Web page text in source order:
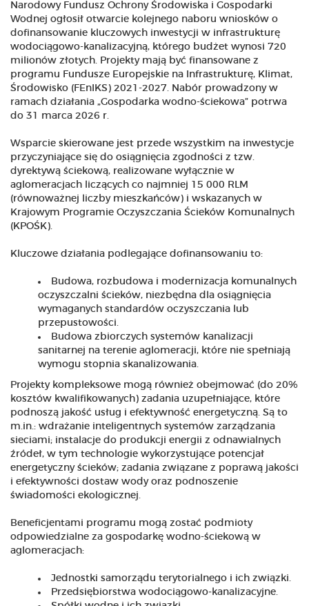
Narodowy Fundusz Ochrony Środowiska i Gospodarki
Wodnej ogłosił otwarcie kolejnego naboru wniosków o
dofinansowanie kluczowych inwestycji w infrastrukturę
wodociągowo-kanalizacyjną, którego budżet wynosi 720
milionów złotych. Projekty mają być finansowane z
programu Fundusze Europejskie na Infrastrukturę, Klimat,
Środowisko (FEnIKS) 2021-2027. Nabór prowadzony w
ramach działania „Gospodarka wodno-ściekowa” potrwa
do 31 marca 2026 r.
Wsparcie skierowane jest przede wszystkim na inwestycje
przyczyniające się do osiągnięcia zgodności z tzw.
dyrektywą ściekową, realizowane wyłącznie w
aglomeracjach liczących co najmniej 15 000 RLM
(równoważnej liczby mieszkańców) i wskazanych w
Krajowym Programie Oczyszczania Ścieków Komunalnych
(KPOŚK).
Kluczowe działania podlegające dofinansowaniu to:
Budowa, rozbudowa i modernizacja komunalnych
oczyszczalni ścieków, niezbędna dla osiągnięcia
wymaganych standardów oczyszczania lub
przepustowości.
Budowa zbiorczych systemów kanalizacji
sanitarnej na terenie aglomeracji, które nie spełniają
wymogu stopnia skanalizowania.
Projekty kompleksowe mogą również obejmować (do 20%
kosztów kwalifikowanych) zadania uzupełniające, które
podnoszą jakość usług i efektywność energetyczną. Są to
m.in.: wdrażanie inteligentnych systemów zarządzania
sieciami; instalacje do produkcji energii z odnawialnych
źródeł, w tym technologie wykorzystujące potencjał
energetyczny ścieków; zadania związane z poprawą jakości
i efektywności dostaw wody oraz podnoszenie
świadomości ekologicznej.
Beneficjentami programu mogą zostać podmioty
odpowiedzialne za gospodarkę wodno-ściekową w
aglomeracjach:
Jednostki samorządu terytorialnego i ich związki.
Przedsiębiorstwa wodociągowo‐kanalizacyjne.